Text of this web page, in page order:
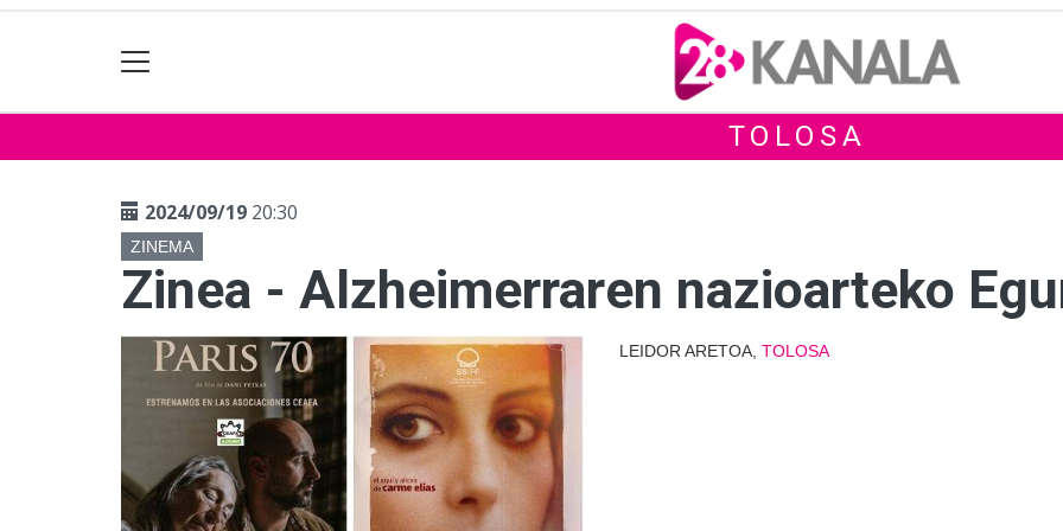
TOLOSA
2024/09/19 20:30
ZINEMA
Zinea - Alzheimerraren nazioarteko
LEIDOR ARETOA, TOLOSA